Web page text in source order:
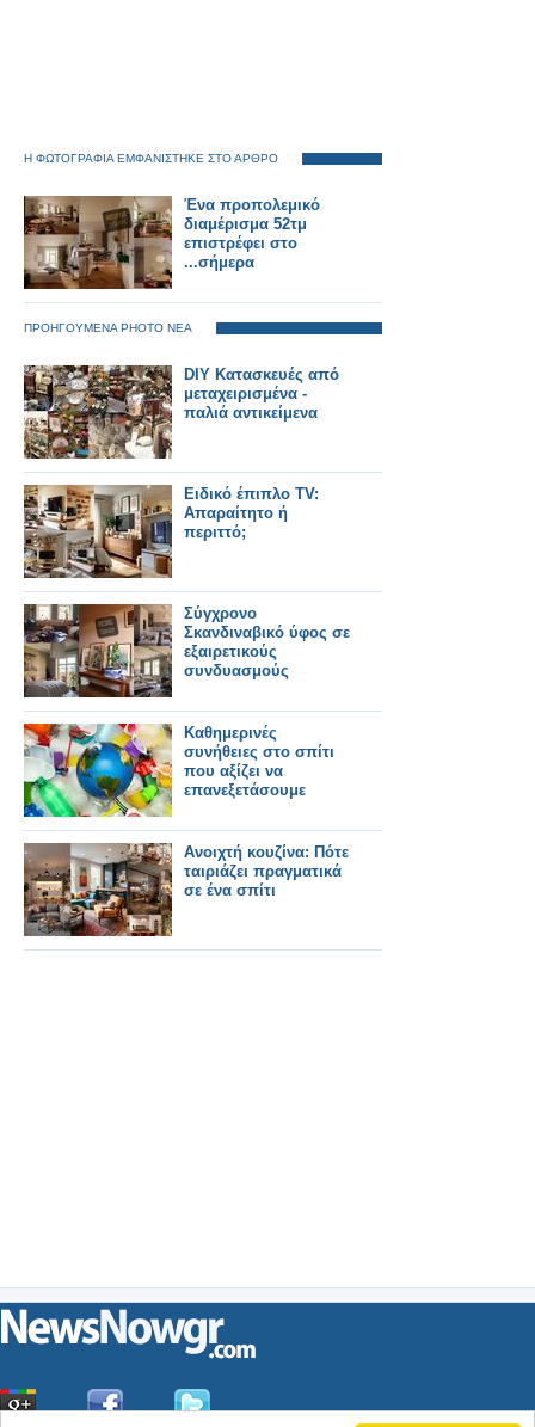
Η ΦΩΤΟΓΡΑΦΙΑ ΕΜΦΑΝΙΣΤΗΚΕ ΣΤΟ ΑΡΘΡΟ
Ένα προπολεμικό
διαμέρισμα 52τμ
επιστρέφει στο
...σήμερα
ΠΡΟΗΓΟΥΜΕΝΑ PHOTO ΝΕΑ
DIY Κατασκευές από
μεταχειρισμένα -
παλιά αντικείμενα
Ειδικό έπιπλο TV:
Απαραίτητο ή
περιττό;
Σύγχρονο
Σκανδιναβικό ύφος σε
εξαιρετικούς
συνδυασμούς
Καθημερινές
συνήθειες στο σπίτι
που αξίζει να
επανεξετάσουμε
Ανοιχτή κουζίνα: Πότε
ταιριάζει πραγματικά
σε ένα σπίτι